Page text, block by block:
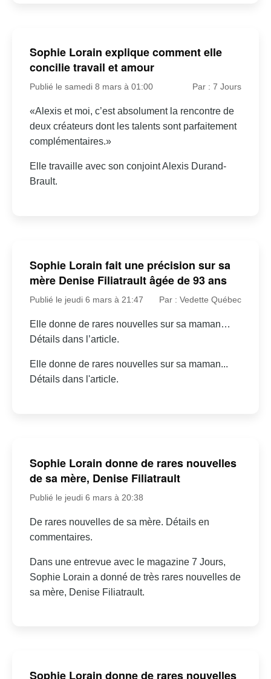
Sophie Lorain explique comment elle
concilie travail et amour
Publié le samedi 8 mars à 01:00 Par : 7 Jours
«Alexis et moi, c’est absolument la rencontre de
deux créateurs dont les talents sont parfaitement
complémentaires.»
Elle travaille avec son conjoint Alexis Durand-
Brault.
Sophie Lorain fait une précision sur sa
mère Denise Filiatrault âgée de 93 ans
Publié le jeudi 6 mars à 21:47 Par : Vedette Québec
Elle donne de rares nouvelles sur sa maman…
Détails dans l’article.
Elle donne de rares nouvelles sur sa maman...
Détails dans l'article.
Sophie Lorain donne de rares nouvelles
de sa mère, Denise Filiatrault
Publié le jeudi 6 mars à 20:38
De rares nouvelles de sa mère. Détails en
commentaires.
Dans une entrevue avec le magazine 7 Jours,
Sophie Lorain a donné de très rares nouvelles de
sa mère, Denise Filiatrault.
Sophie Lorain donne de rares nouvelles